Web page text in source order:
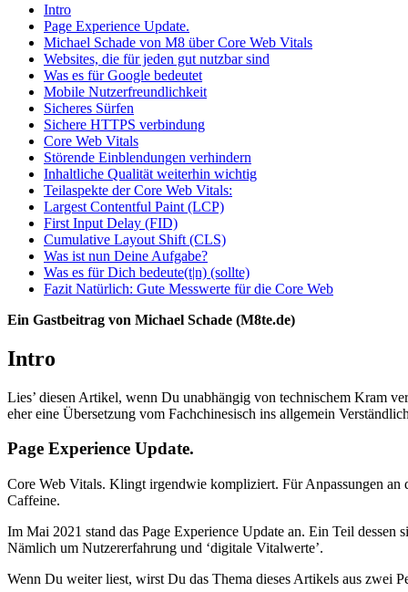
Intro
Page Experience Update.
Michael Schade von M8 über Core Web Vitals
Websites, die für jeden gut nutzbar sind
Was es für Google bedeutet
Mobile Nutzerfreundlichkeit
Sicheres Sürfen
Sichere HTTPS verbindung
Core Web Vitals
Störende Einblendungen verhindern
Inhaltliche Qualität weiterhin wichtig
Teilaspekte der Core Web Vitals:
Largest Contentful Paint (LCP)
First Input Delay (FID)
Cumulative Layout Shift (CLS)
Was ist nun Deine Aufgabe?
Was es für Dich bedeute(t|n) (sollte)
Fazit Natürlich: Gute Messwerte für die Core Web
Ein Gastbeitrag von Michael Schade (M8te.de)
Intro
Lies’ diesen Artikel, wenn Du unabhängig von technischem Kram
eher eine Übersetzung vom Fachchinesisch ins allgemein
Page Experience Update.
Core Web Vitals. Klingt irgendwie kompliziert. Für Anpassungen
Caffeine.
Im Mai 2021 stand das Page Experience Update an. Ein Teil
Nämlich um Nutzererfahrung und ‘digitale Vitalwerte’.
Wenn Du weiter liest, wirst Du das Thema dieses Artikels aus zwei